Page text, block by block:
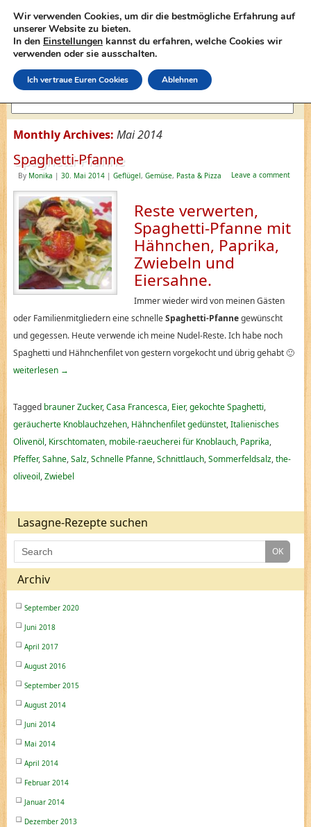
lasagne-rezepte.net
Monthly Archives: Mai 2014
Spaghetti-Pfanne
By Monika | 30. Mai 2014 | Geflügel, Gemüse, Pasta & Pizza Leave a comment
Reste verwerten,
Spaghetti-Pfanne mit
Hähnchen, Paprika,
Zwiebeln und
Eiersahne.
Immer wieder wird von meinen Gästen
oder Familienmitgliedern eine schnelleSpaghetti-Pfannegewünscht
und gegessen. Heute verwende ich meine Nudel-Reste. Ich habe noch
Spaghetti und Hähnchenfilet von gestern vorgekocht und übrig gehabt 🙂
weiterlesen →
Tagged brauner Zucker,Casa Francesca, Eier,gekochte Spaghetti,
geräucherte Knoblauchzehen, Hähnchenfilet gedünstet,Italienisches
Olivenöl, Kirschtomaten, mobile-raeucherei für Knoblauch, Paprika,
Pfeffer,Sahne,Salz,Schnelle Pfanne,Schnittlauch,Sommerfeldsalz,the-
oliveoil,Zwiebel
Lasagne-Rezepte suchen
Archiv
September 2020
Juni 2018
April 2017
August 2016
September 2015
August 2014
Juni 2014
Mai 2014
April 2014
Februar 2014
Januar 2014
Dezember 2013
Wir verwenden Cookies, um dir die bestmögliche Erfahrung auf
unserer Website zu bieten.
In den Einstellungen kannst du erfahren, welche Cookies wir
verwenden oder sie ausschalten.
Ich vertraue Euren Cookies Ablehnen